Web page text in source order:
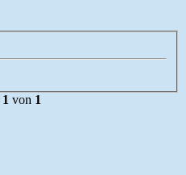
1 von 1